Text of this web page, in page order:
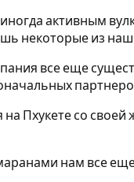
активным
некоторые из
все еще
на Пхукете со
нам все